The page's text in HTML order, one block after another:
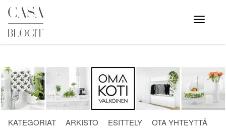
Skip
content
Avaa
valikko
KATEGORIAT ARKISTO ESITTELY OTA YHTEYTTÄ